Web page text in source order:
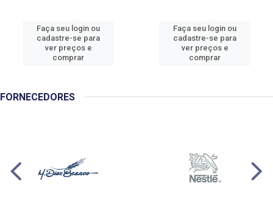
Faça seu login ou
cadastre-se para
ver preços e
comprar
Faça seu login ou
cadastre-se para
ver preços e
comprar
FORNECEDORES